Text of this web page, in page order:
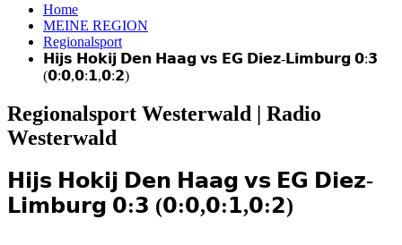
Home
MEINE REGION
Regionalsport
𝗛𝗶𝗷𝘀 𝗛𝗼𝗸𝗶𝗷 𝗗𝗲𝗻 𝗛𝗮𝗮𝗴 𝘃𝘀 𝗘𝗚 𝗗𝗶𝗲𝘇-𝗟𝗶𝗺𝗯𝘂𝗿𝗴 𝟬:𝟯
(𝟬:𝟬,𝟬:𝟭,𝟬:𝟮)
Regionalsport Westerwald | Radio
Westerwald
𝗛𝗶𝗷𝘀 𝗛𝗼𝗸𝗶𝗷 𝗗𝗲𝗻 𝗛𝗮𝗮𝗴 𝘃𝘀 𝗘𝗚 𝗗𝗶𝗲𝘇-
𝗟𝗶𝗺𝗯𝘂𝗿𝗴 𝟬:𝟯 (𝟬:𝟬,𝟬:𝟭,𝟬:𝟮)